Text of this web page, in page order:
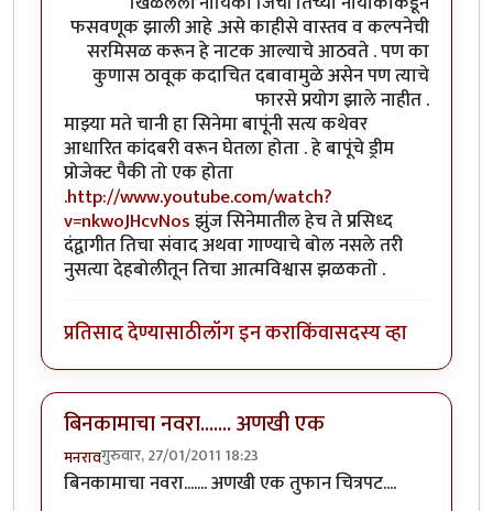
फसवणूक झाली आहे .असे काहीसे वास्तव व कल्पनेची
सरमिसळ करून हे नाटक आल्याचे आठवते . पण का
कुणास ठावूक कदाचित दबावामुळे असेन पण त्याचे
फारसे प्रयोग झाले नाहीत .
माझ्या मते चानी हा सिनेमा बापूंनी सत्य कथेवर
आधारित कांदबरी वरून घेतला होता . हे बापूंचे ड्रीम
प्रोजेक्ट पैकी तो एक होता
.http://www.youtube.com/watch?
v=nkwoJHcvNosझुंज सिनेमातील हेच ते प्रसिध्द
दंद्वागीत तिचा संवाद अथवा गाण्याचे बोल नसले तरी
नुसत्या देहबोलीतून तिचा आत्मविश्वास झळकतो .
प्रतिसाद देण्यासाठीलॉग इन कराकिंवासदस्य व्हा
बिनकामाचा नवरा....... अणखी एक
मनरावगुरुवार, 27/01/2011 18:23
बिनकामाचा नवरा....... अणखी एक तुफान चित्रपट....